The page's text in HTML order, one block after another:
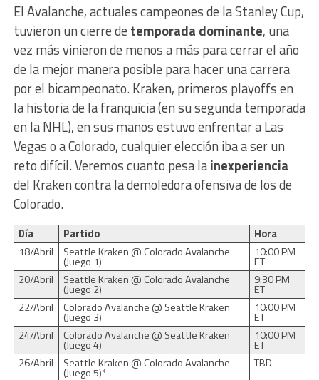
El Avalanche, actuales campeones de la Stanley Cup,
tuvieron un cierre de temporada dominante, una
vez más vinieron de menos a más para cerrar el año
de la mejor manera posible para hacer una carrera
por el bicampeonato. Kraken, primeros playoffs en
la historia de la franquicia (en su segunda temporada
en la NHL), en sus manos estuvo enfrentar a Las
Vegas o a Colorado, cualquier elección iba a ser un
reto difícil. Veremos cuanto pesa lainexperiencia
del Kraken contra la demoledora ofensiva de los de
Colorado.
Día Partido
Hora
18/Abril
Seattle Kraken @ Colorado Avalanche
(Juego 1)
10:00 PM
ET
20/Abril
Seattle Kraken @ Colorado Avalanche
(Juego 2)
9:30 PM
ET
22/Abril
Colorado Avalanche @ Seattle Kraken
(Juego 3)
10:00 PM
ET
24/Abril
Colorado Avalanche @ Seattle Kraken
(Juego 4)
10:00 PM
ET
26/Abril
Seattle Kraken @ Colorado Avalanche
(Juego 5)*
TBD